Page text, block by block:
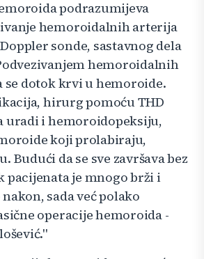
podrazumijeva
hemoroidalnih arterija
sonde, sastavnog dela
hemoroidalnih
se dotok krvi u hemoroide.
hirurg pomoću THD
uradi i hemoroidopeksiju,
koji prolabiraju,
Budući da se sve završava bez
pacijenata je mnogo brži i
sada već polako
operacije hemoroida -